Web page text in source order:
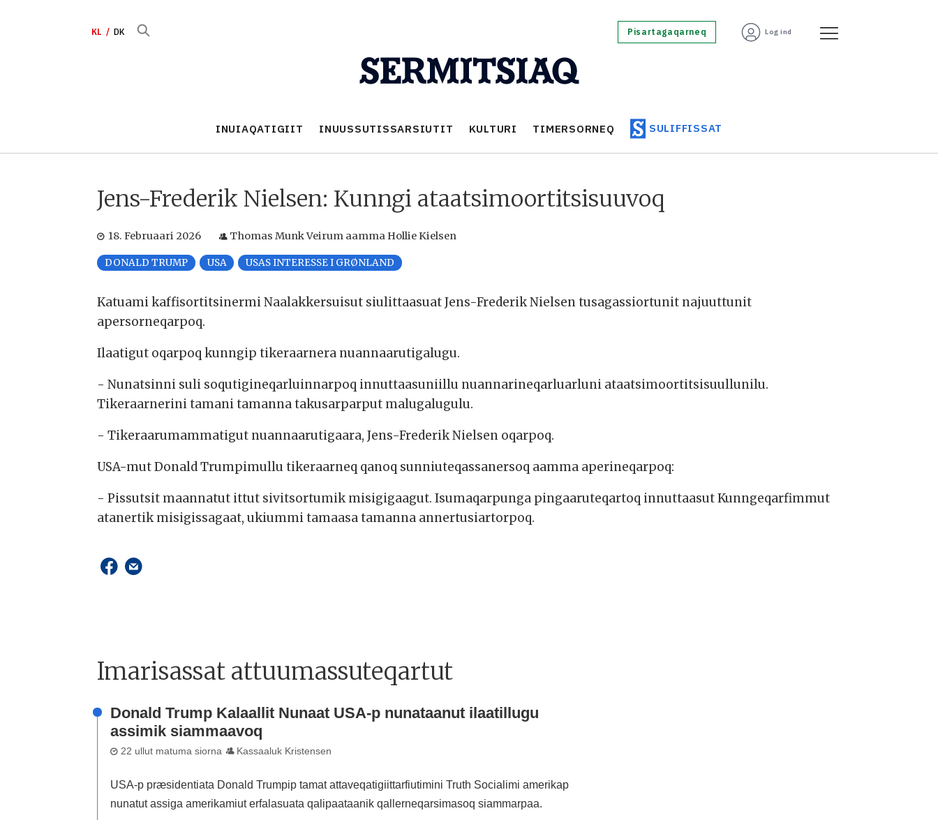
KL DK Pisartagaqarneq Log ind
INUIAQATIGIIT INUUSSUTISSARSIUTIT KULTURI TIMERSORNEQ SULIFFISSAT
Jens-Frederik Nielsen: Kunngi ataatsimoortitsisuuvoq
18. Februaari 2026 Thomas Munk Veirum aamma Hollie Kielsen
DONALD TRUMP USA USAS INTERESSE I GRØNLAND
Katuami kaffisortitsinermi Naalakkersuisut siulittaasuat Jens-Frederik Nielsen tusagassiortunit najuuttunit
apersorneqarpoq.
Ilaatigut oqarpoq kunngip tikeraarnera nuannaarutigalugu.
- Nunatsinni suli soqutigineqarluinnarpoq innuttaasuniillu nuannarineqarluarluni ataatsimoortitsisuullunilu.
Tikeraarnerini tamani tamanna takusarparput malugalugulu.
- Tikeraarumammatigut nuannaarutigaara, Jens-Frederik Nielsen oqarpoq.
USA-mut Donald Trumpimullu tikeraarneq qanoq sunniuteqassanersoq aamma aperineqarpoq:
- Pissutsit maannatut ittut sivitsortumik misigigaagut. Isumaqarpunga pingaaruteqartoq innuttaasut Kunngeqarfimmut
atanertik misigissagaat, ukiummi tamaasa tamanna annertusiartorpoq.
Imarisassat attuumassuteqartut
Donald Trump Kalaallit Nunaat USA-p nunataanut ilaatillugu
assimik siammaavoq
22 ullut matuma siorna Kassaaluk Kristensen
USA-p præsidentiata Donald Trumpip tamat attaveqatigiittarfiutimini Truth Socialimi amerikap
nunatut assiga amerikamiut erfalasuata qalipaataanik qallerneqarsimasoq siammarpaa.